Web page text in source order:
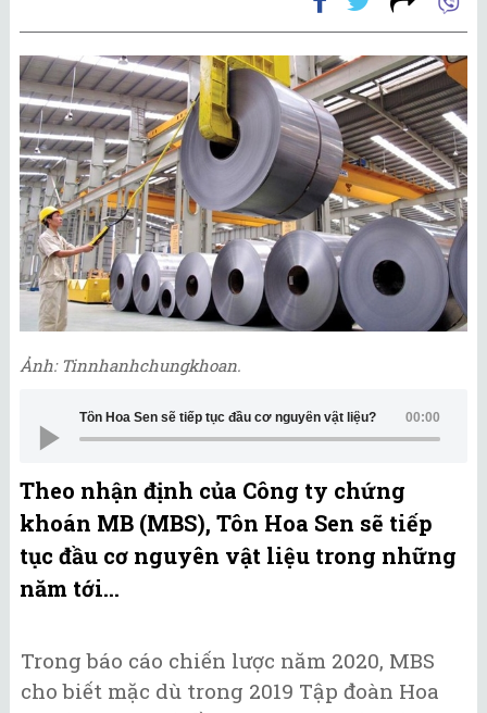
Ảnh: Tinnhanhchungkhoan.
00:00
Tôn Hoa Sen sẽ tiếp tục đầu cơ nguyên vật liệu?
Theo nhận định của Công ty chứng
khoán MB (MBS), Tôn Hoa Sen sẽ tiếp
tục đầu cơ nguyên vật liệu trong những
năm tới…
Trong báo cáo chiến lược năm 2020, MBS
cho biết mặc dù trong 2019 Tập đoàn Hoa